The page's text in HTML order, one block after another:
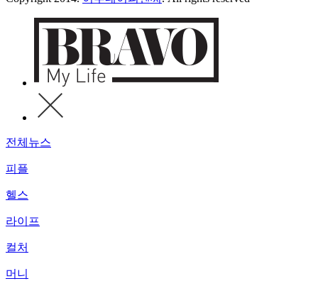
전체뉴스
피플
헬스
라이프
컬처
머니